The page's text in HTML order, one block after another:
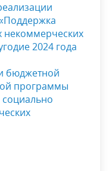
некоммерческих
2024 года
бюджетной
программы